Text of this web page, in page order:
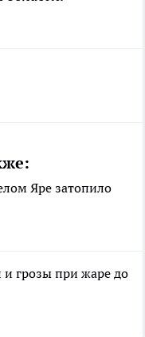
Яре затопило
и грозы при жаре до